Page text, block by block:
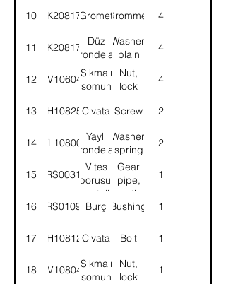
10 4K208174GrometGrommet 4
11 4K208173
Düz
rondela
Washer,
plain
4
12 NV106041
Sıkmalı
somun
Nut,
lock
4
13 SH108251Cıvata Screw 2
14 WL108002
Yaylı
rondela
Washer,
spring
2
1552RS003178
Vites
borusu,
montajlı-
KMPL.
Gear
pipe,
mounting-
ASSY.
1
1652RS010914Burç Bushing 1
17 BH108121Cıvata Bolt 1
18 NV108041
Sıkmalı
somun
Nut,
lock
1